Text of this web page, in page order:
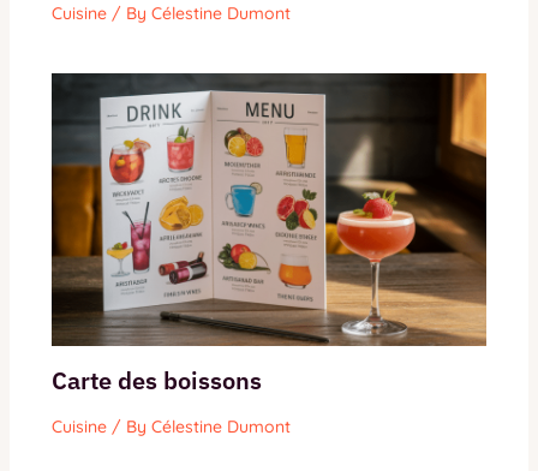
Cuisine/ By Célestine Dumont
Carte des boissons
Cuisine/ By Célestine Dumont